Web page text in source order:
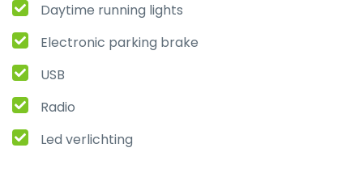
Daytime running lights
Electronic parking brake
USB
Radio
Led verlichting